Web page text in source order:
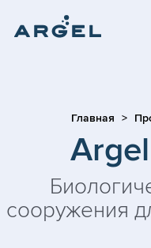
Главная
сооружения